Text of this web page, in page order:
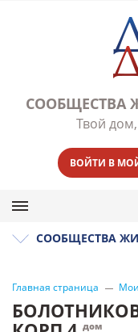
СООБЩЕСТВА
Твой
ВОЙТИ В
СООБЩЕСТВА
Главная страница
дом